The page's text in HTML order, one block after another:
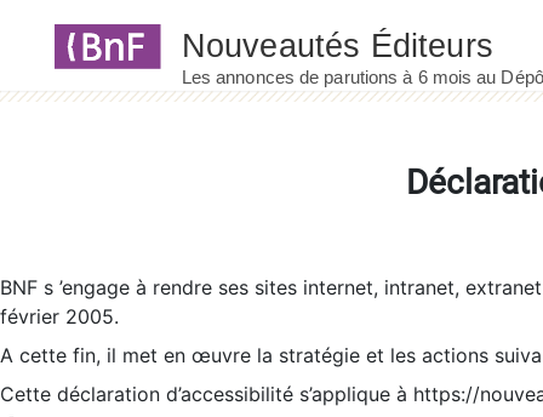
BNF s ’engage à rendre ses sites internet, intranet,
février 2005.
A cette fin, il met en œuvre la stratégie et les actions
Cette déclaration d’accessibilité s’applique à https://